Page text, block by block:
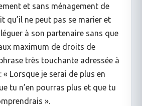
et sans ménagement de
qu’il ne peut pas se marier et
à son partenaire sans que
maximum de droits de
très touchante adressée à
Lorsque je serai de plus en
tu n’en pourras plus et que tu
».